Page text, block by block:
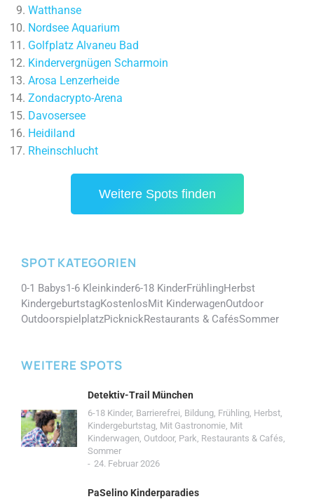
Watthanse
Nordsee Aquarium
Golfplatz Alvaneu Bad
Kindervergnügen Scharmoin
Arosa Lenzerheide
Zondacrypto-Arena
Davosersee
Heidiland
Rheinschlucht
Weitere Spots finden
SPOT KATEGORIEN
0-1 Babys1-6 Kleinkinder6-18 KinderFrühlingHerbst
KindergeburtstagKostenlosMit KinderwagenOutdoor
OutdoorspielplatzPicknickRestaurants & CafésSommer
WEITERE SPOTS
Detektiv-Trail München
6-18 Kinder, Barrierefrei, Bildung, Frühling, Herbst,
Kindergeburtstag, Mit Gastronomie, Mit
Kinderwagen, Outdoor, Park, Restaurants & Cafés,
Sommer
24. Februar 2026
PaSelino Kinderparadies